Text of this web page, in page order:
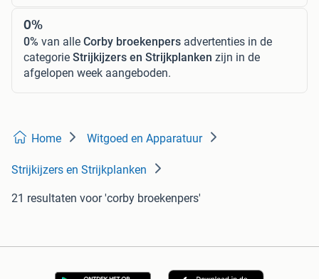
0%
0% van alle Corby broekenpers advertenties in de
categorie Strijkijzers en Strijkplanken zijn in de
afgelopen week aangeboden.
Home Witgoed en Apparatuur
Strijkijzers en Strijkplanken
21 resultaten voor 'corby broekenpers'